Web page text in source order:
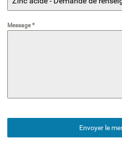
Message*
Envoyer le